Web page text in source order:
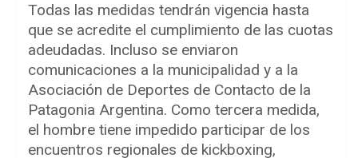
Todas las medidas tendrán vigencia hasta
que se acredite el cumplimiento de las cuotas
adeudadas. Incluso se enviaron
comunicaciones a la municipalidad y a la
Asociación de Deportes de Contacto de la
Patagonia Argentina. Como tercera medida,
el hombre tiene impedido participar de los
encuentros regionales de kickboxing,